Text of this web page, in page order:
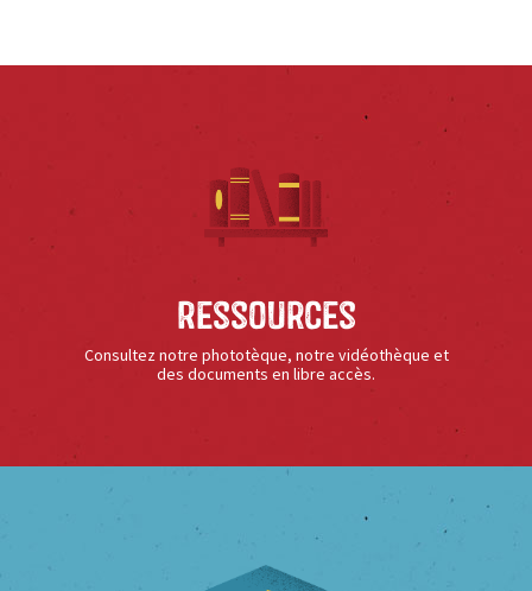
Ressources
Consultez notre phototèque, notre vidéothèque et
des documents en libre accès.